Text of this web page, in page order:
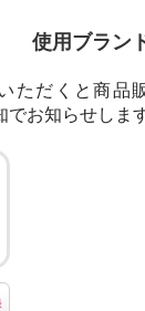
使用ブラン
ただくと商品
でお知らせしま